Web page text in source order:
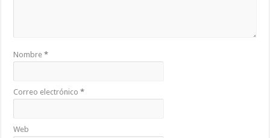
Nombre*
Correo electrónico*
Web